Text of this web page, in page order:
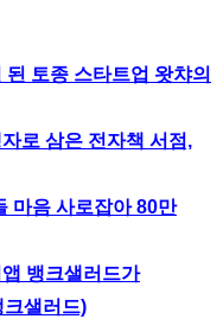
토종 스타트업 왓챠의
로 삼은 전자책 서점,
마음 사로잡아 80만
뱅크샐러드가
크샐러드)